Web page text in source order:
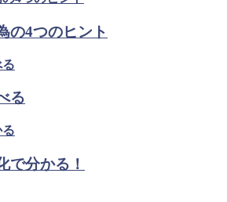
の4つのヒント
る
で分かる！